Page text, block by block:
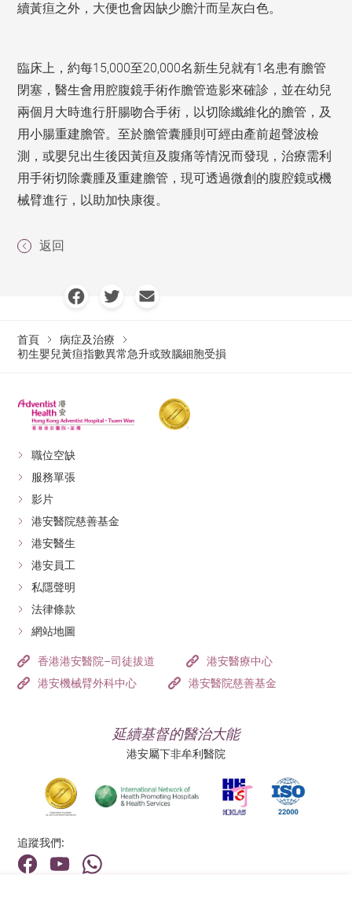
續黃疸之外，大便也會因缺少膽汁而呈灰白色。
臨床上，約每15,000至20,000名新生兒就有1名患有膽管
閉塞，醫生會用腔腹鏡手術作膽管造影來確診，並在幼兒
兩個月大時進行肝腸吻合手術，以切除纖維化的膽管，及
用小腸重建膽管。至於膽管囊腫則可經由產前超聲波檢
測，或嬰兒出生後因黃疸及腹痛等情況而發現，治療需利
用手術切除囊腫及重建膽管，現可透過微創的腹腔鏡或機
械臂進行，以助加快康復。
返回
首頁
病症及治療
初生嬰兒黃疸指數異常急升或致腦細胞受損
職位空缺
服務單張
影片
港安醫院慈善基金
港安醫生
港安員工
私隱聲明
法律條款
網站地圖
香港港安醫院–司徒拔道
港安醫療中心
港安機械臂外科中心
港安醫院慈善基金
延續基督的醫治大能
港安屬下非牟利醫院
追蹤我們: